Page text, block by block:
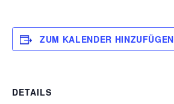
ZUM KALENDER HINZUFÜGEN
DETAILS